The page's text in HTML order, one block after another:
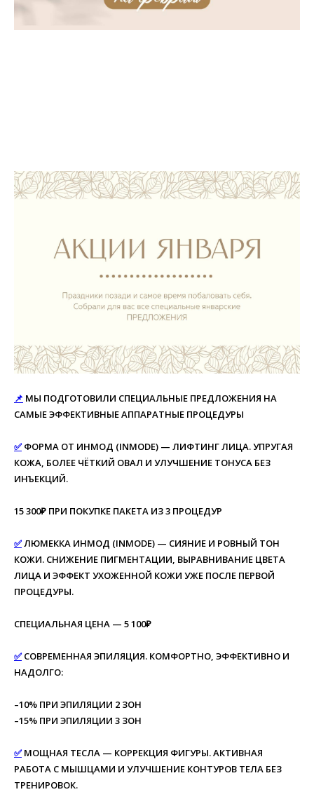
📌 МЫ ПОДГОТОВИЛИ СПЕЦИАЛЬНЫЕ ПРЕДЛОЖЕНИЯ НА
САМЫЕ ЭФФЕКТИВНЫЕ АППАРАТНЫЕ ПРОЦЕДУРЫ
✅ ФОРМА ОТ ИНМОД (INMODE) — ЛИФТИНГ ЛИЦА. УПРУГАЯ
КОЖА, БОЛЕЕ ЧЁТКИЙ ОВАЛ И УЛУЧШЕНИЕ ТОНУСА БЕЗ
ИНЪЕКЦИЙ.
15 300₽ ПРИ ПОКУПКЕ ПАКЕТА ИЗ 3 ПРОЦЕДУР
✅ЛЮМЕККА ИНМОД (INMODE) — СИЯНИЕ И РОВНЫЙ ТОН
КОЖИ. СНИЖЕНИЕ ПИГМЕНТАЦИИ, ВЫРАВНИВАНИЕ ЦВЕТА
ЛИЦА И ЭФФЕКТ УХОЖЕННОЙ КОЖИ УЖЕ ПОСЛЕ ПЕРВОЙ
ПРОЦЕДУРЫ.
СПЕЦИАЛЬНАЯ ЦЕНА — 5 100₽
✅ СОВРЕМЕННАЯ ЭПИЛЯЦИЯ. КОМФОРТНО, ЭФФЕКТИВНО И
НАДОЛГО:
–10% ПРИ ЭПИЛЯЦИИ 2 ЗОН
–15% ПРИ ЭПИЛЯЦИИ 3 ЗОН
✅ МОЩНАЯ ТЕСЛА — КОРРЕКЦИЯ ФИГУРЫ. АКТИВНАЯ
РАБОТА С МЫШЦАМИ И УЛУЧШЕНИЕ КОНТУРОВ ТЕЛА БЕЗ
ТРЕНИРОВОК.